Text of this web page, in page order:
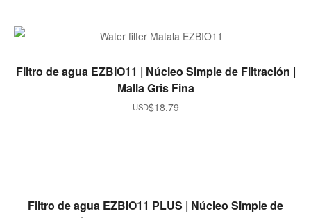
AGREGAR AL CARRITO
Filtro de agua EZBIO11 | Núcleo Simple de Filtración |
Malla Gris Fina
$18.79
USD
READ MORE
Filtro de agua EZBIO11 PLUS | Núcleo Simple de